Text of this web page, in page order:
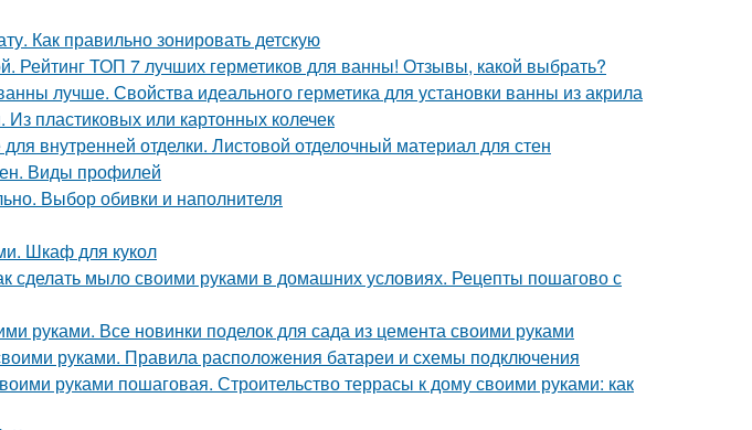
Как правильно зонировать детскую
Рейтинг ТОП 7 лучших герметиков для ванны! Отзывы, какой выбрать?
лучше. Свойства идеального герметика для установки ванны из акрила
пластиковых или картонных колечек
внутренней отделки. Листовой отделочный материал для стен
Виды профилей
Выбор обивки и наполнителя
Шкаф для кукол
сделать мыло своими руками в домашних условиях. Рецепты пошагово с
руками. Все новинки поделок для сада из цемента своими руками
руками. Правила расположения батареи и схемы подключения
руками пошаговая. Строительство террасы к дому своими руками: как